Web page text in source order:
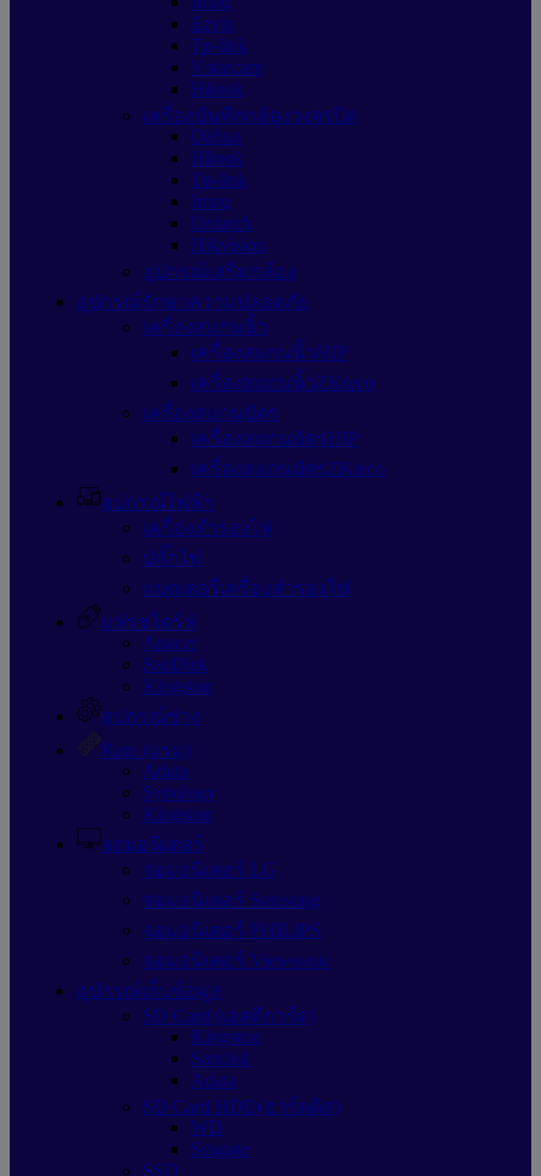
Ezviz
Tp-link
Vstarcam
Hilook
เครื่องบันทึกกล้องวงจรปิด
Dahua
Hilook
Tp-link
Imou
Uniarch
Hikvision
อุปกรณ์เสริมกล้อง
อุปกรณ์รักษาความปลอดภัย
เครื่องสแกนนิ้ว
เครื่องสแกนนิ้วHIP
เครื่องสแกนนิ้วZKteco
เครื่องสแกนบัตร
เครื่องสแกนบัตรHIP
เครื่องสแกนบัตรZKteco
อุปกรณ์ไฟฟ้า
เครื่องสำรองไฟ
ปลั๊กไฟ
แบตเตอรี่เครื่องสำรองไฟ
แฟรชไดร์ฟ
Apacer
SanDisk
Kingston
อุปกรณ์ช่าง
Ram (แรม)
Adata
Synology
Kingston
จอมอนิเตอร์
จอมอนิเตอร์ LG
จอมอนิเตอร์ Samsung
จอมอนิเตอร์ PHILIPS
จอมอนิเตอร์ Viewsonic
อุปกรณ์เก็บข้อมูล
SD Card (เอสดีการ์ด)
Kingston
Sandisk
Adata
SD Card HDD(ฮาร์ดดิส)
WD
Seagate
SSD